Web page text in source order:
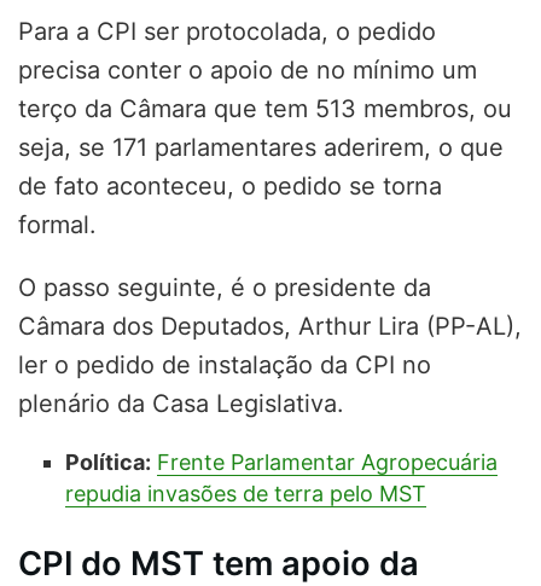
Para a CPI ser protocolada, o pedido
precisa conter o apoio de no mínimo um
terço da Câmara que tem 513 membros, ou
seja, se 171 parlamentares aderirem, o que
de fato aconteceu, o pedido se torna
formal.
O passo seguinte, é o presidente da
Câmara dos Deputados, Arthur Lira (PP-AL),
ler o pedido de instalação da CPI no
plenário da Casa Legislativa.
Política: Frente Parlamentar Agropecuária
repudia invasões de terra pelo MST
CPI do MST tem apoio da